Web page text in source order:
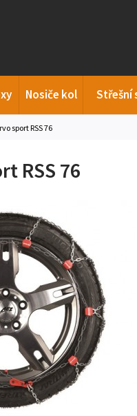
Nosiče kol Střešní
sport RSS 76
RSS 76